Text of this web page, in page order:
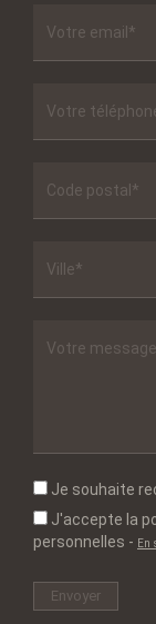
Je souhaite
J'accepte la
personnelles - En